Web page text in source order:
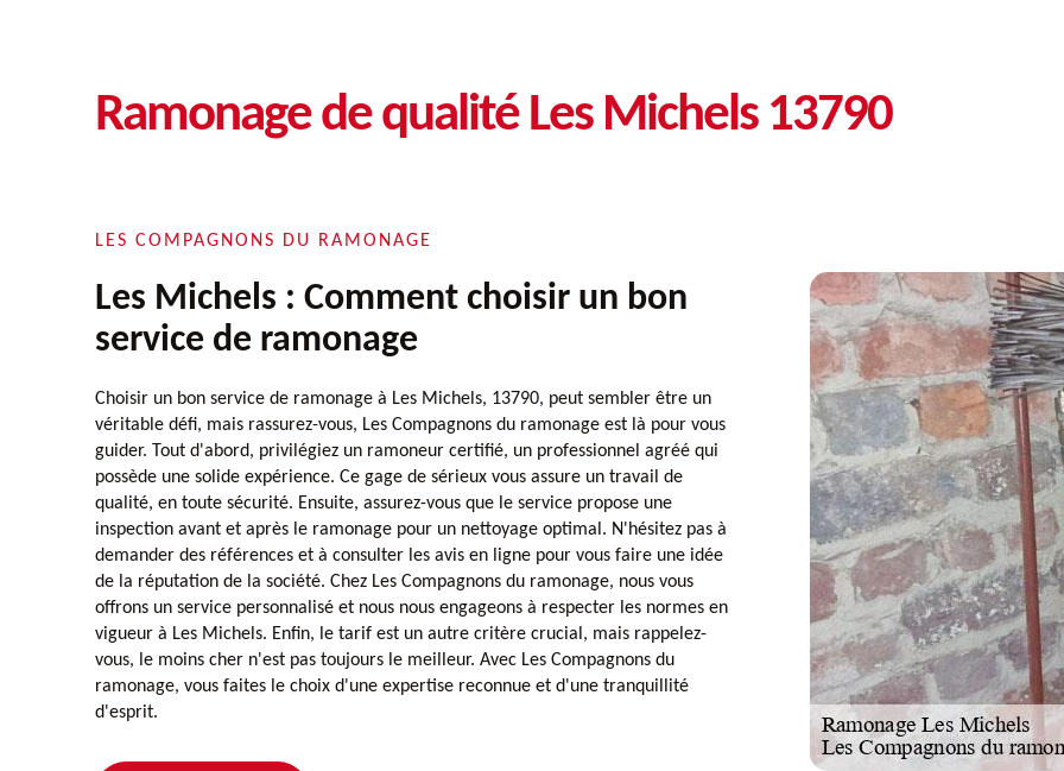
Ramonage de qualité Les Michels 13790
LES COMPAGNONS DU RAMONAGE
Les Michels : Comment choisir un bon
service de ramonage
Choisir un bon service de ramonage à Les Michels, 13790, peut sembler être un
véritable défi, mais rassurez-vous, Les Compagnons du ramonage est là pour vous
guider. Tout d'abord, privilégiez un ramoneur certifié, un professionnel agréé qui
possède une solide expérience. Ce gage de sérieux vous assure un travail de
qualité, en toute sécurité. Ensuite, assurez-vous que le service propose une
inspection avant et après le ramonage pour un nettoyage optimal. N'hésitez pas à
demander des références et à consulter les avis en ligne pour vous faire une idée
de la réputation de la société. Chez Les Compagnons du ramonage, nous vous
offrons un service personnalisé et nous nous engageons à respecter les normes en
vigueur à Les Michels. Enfin, le tarif est un autre critère crucial, mais rappelez-
vous, le moins cher n'est pas toujours le meilleur. Avec Les Compagnons du
ramonage, vous faites le choix d'une expertise reconnue et d'une tranquillité
d'esprit.